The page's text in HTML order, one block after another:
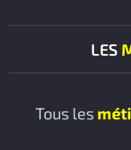
LES
Tous les